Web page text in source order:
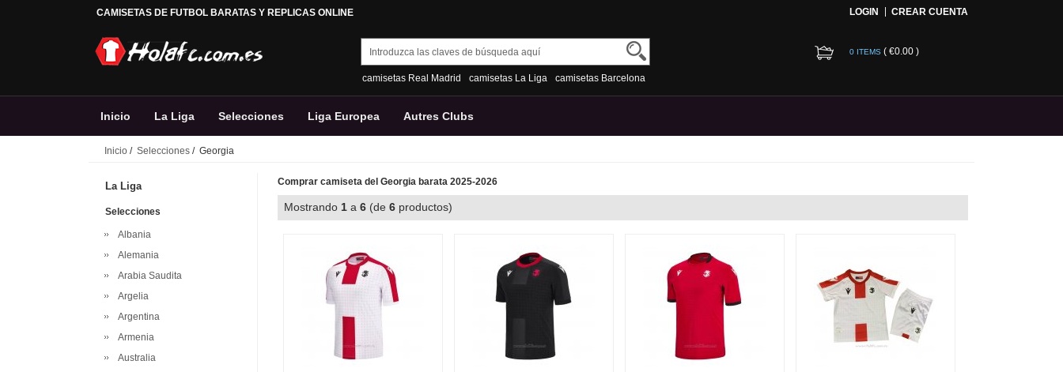
CAMISETAS DE FUTBOL BARATAS Y REPLICAS ONLINE LOGIN CREAR CUENTA
camisetas Real Madrid camisetas La Liga camisetas Barcelona
0 ITEMS ( €0.00 )
Inicio La Liga Selecciones Liga Europea Autres Clubs
Inicio / Selecciones / Georgia
La Liga
Selecciones
Albania
Alemania
Arabia Saudita
Argelia
Argentina
Armenia
Australia
Comprar camiseta del Georgia barata 2025-2026
Mostrando 1 a 6 (de 6 productos)